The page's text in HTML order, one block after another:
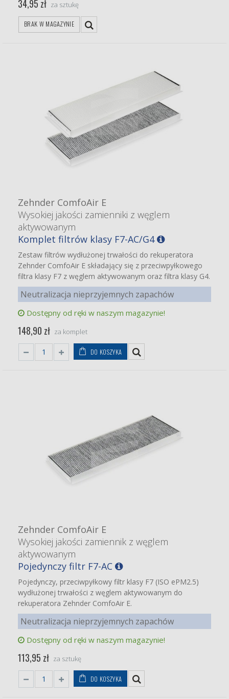
34,95 zł za sztukę
BRAK W MAGAZYNIE
Zehnder ComfoAir E
Wysokiej jakości zamienniki z węglem
aktywowanym
Komplet filtrów klasy F7-AC/G4
Zestaw filtrów wydłużonej trwałości do rekuperatora
Zehnder ComfoAir E składający się z przeciwpyłkowego
filtra klasy F7 z węglem aktywowanym oraz filtra klasy G4.
Neutralizacja nieprzyjemnych zapachów
Dostępny od ręki w naszym magazynie!
148,90 zł za komplet
DO KOSZYKA
Zehnder ComfoAir E
Wysokiej jakości zamiennik z węglem
aktywowanym
Pojedynczy filtr F7-AC
Pojedynczy, przeciwpyłkowy filtr klasy F7 (ISO ePM2.5)
wydłużonej trwałości z węglem aktywowanym do
rekuperatora Zehnder ComfoAir E.
Neutralizacja nieprzyjemnych zapachów
Dostępny od ręki w naszym magazynie!
113,95 zł za sztukę
DO KOSZYKA